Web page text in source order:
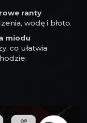
ranty
wodę i błoto.
miodu
co ułatwia